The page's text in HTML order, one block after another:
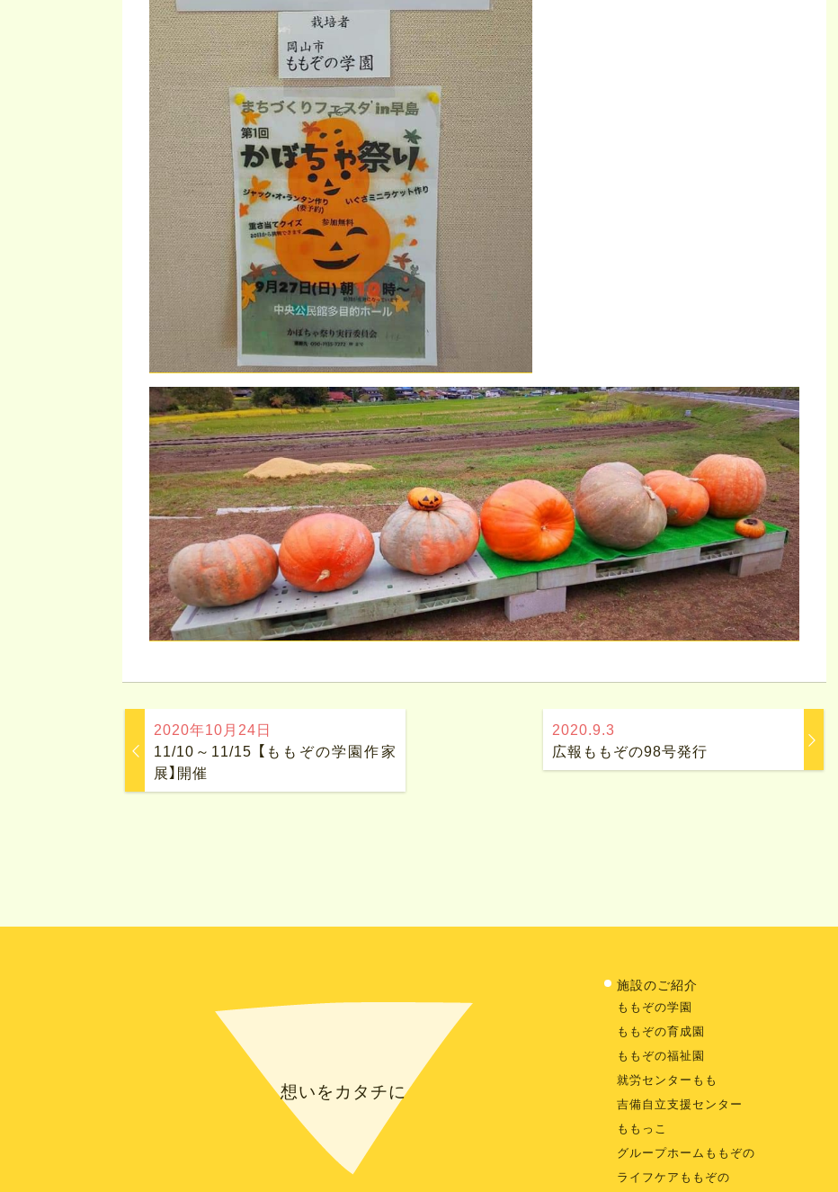
2020年10月24日
11/10～11/15 【ももぞの学園作家
展】開催
2020.9.3
広報ももぞの98号発行
想いをカタチに
施設のご紹介
ももぞの学園
ももぞの育成園
ももぞの福祉園
就労センターもも
吉備自立支援センター
ももっこ
グループホームももぞの
ライフケアももぞの